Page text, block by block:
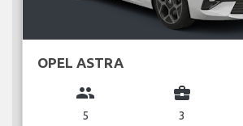
OPEL ASTRA
group
5
business_center
3